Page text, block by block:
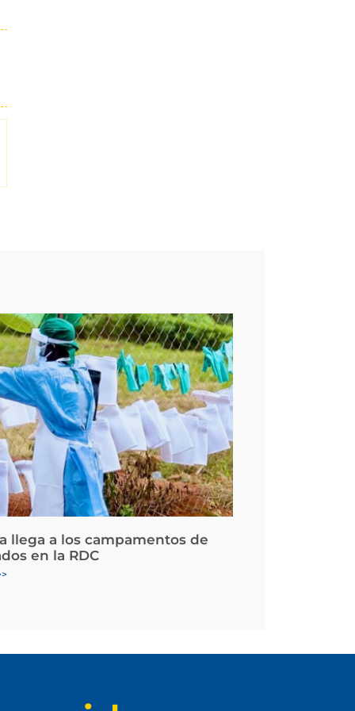
llega a los campamentos de
en la RDC